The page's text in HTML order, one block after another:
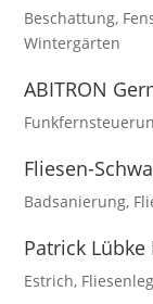
Beschattung,
Wintergärten
ABITRON
Fliesen-
Badsanierung,
Patrick
Estrich,